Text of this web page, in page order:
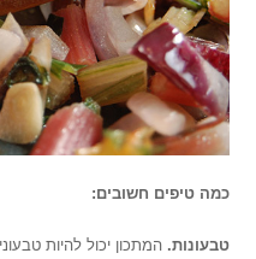
כמה טיפים חשובים:
טבעונות.המתכון יכול להיות